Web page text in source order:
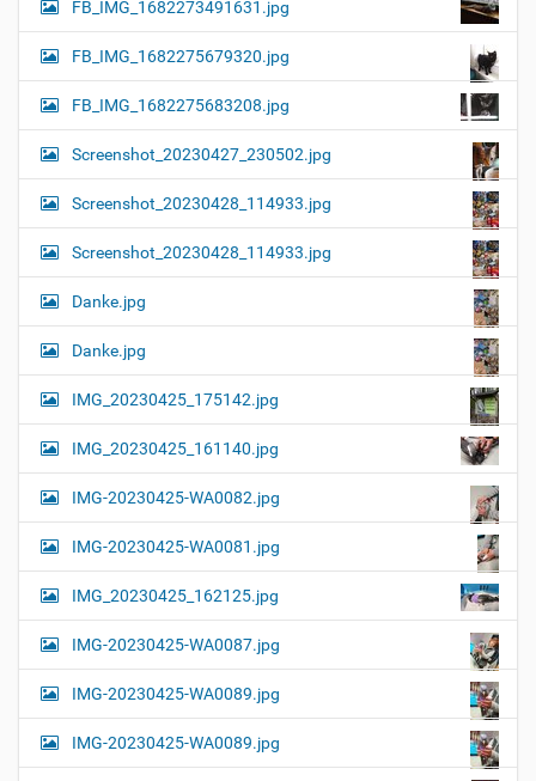
FB_IMG_1682273491631.jpg
FB_IMG_1682275679320.jpg
FB_IMG_1682275683208.jpg
Screenshot_20230427_230502.jpg
Screenshot_20230428_114933.jpg
Screenshot_20230428_114933.jpg
Danke.jpg
Danke.jpg
IMG_20230425_175142.jpg
IMG_20230425_161140.jpg
IMG-20230425-WA0082.jpg
IMG-20230425-WA0081.jpg
IMG_20230425_162125.jpg
IMG-20230425-WA0087.jpg
IMG-20230425-WA0089.jpg
IMG-20230425-WA0089.jpg